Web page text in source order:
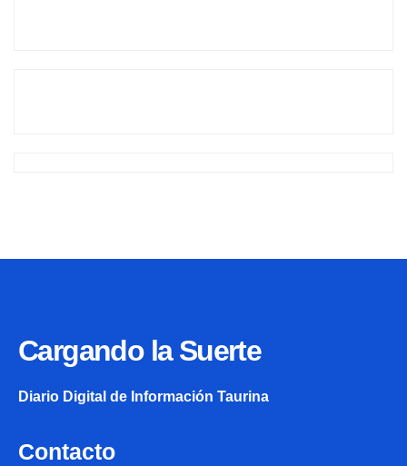
Cargando la Suerte
Diario Digital de Información Taurina
Contacto